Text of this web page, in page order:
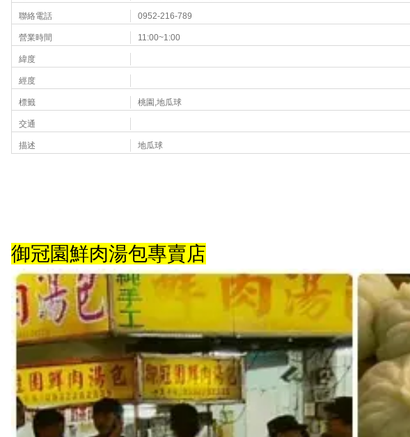
聯絡電話 0952-216-789
營業時間 11:00~1:00
緯度
經度
標籤 桃園,地瓜球
交通
描述 地瓜球
御冠園鮮肉湯包專賣店